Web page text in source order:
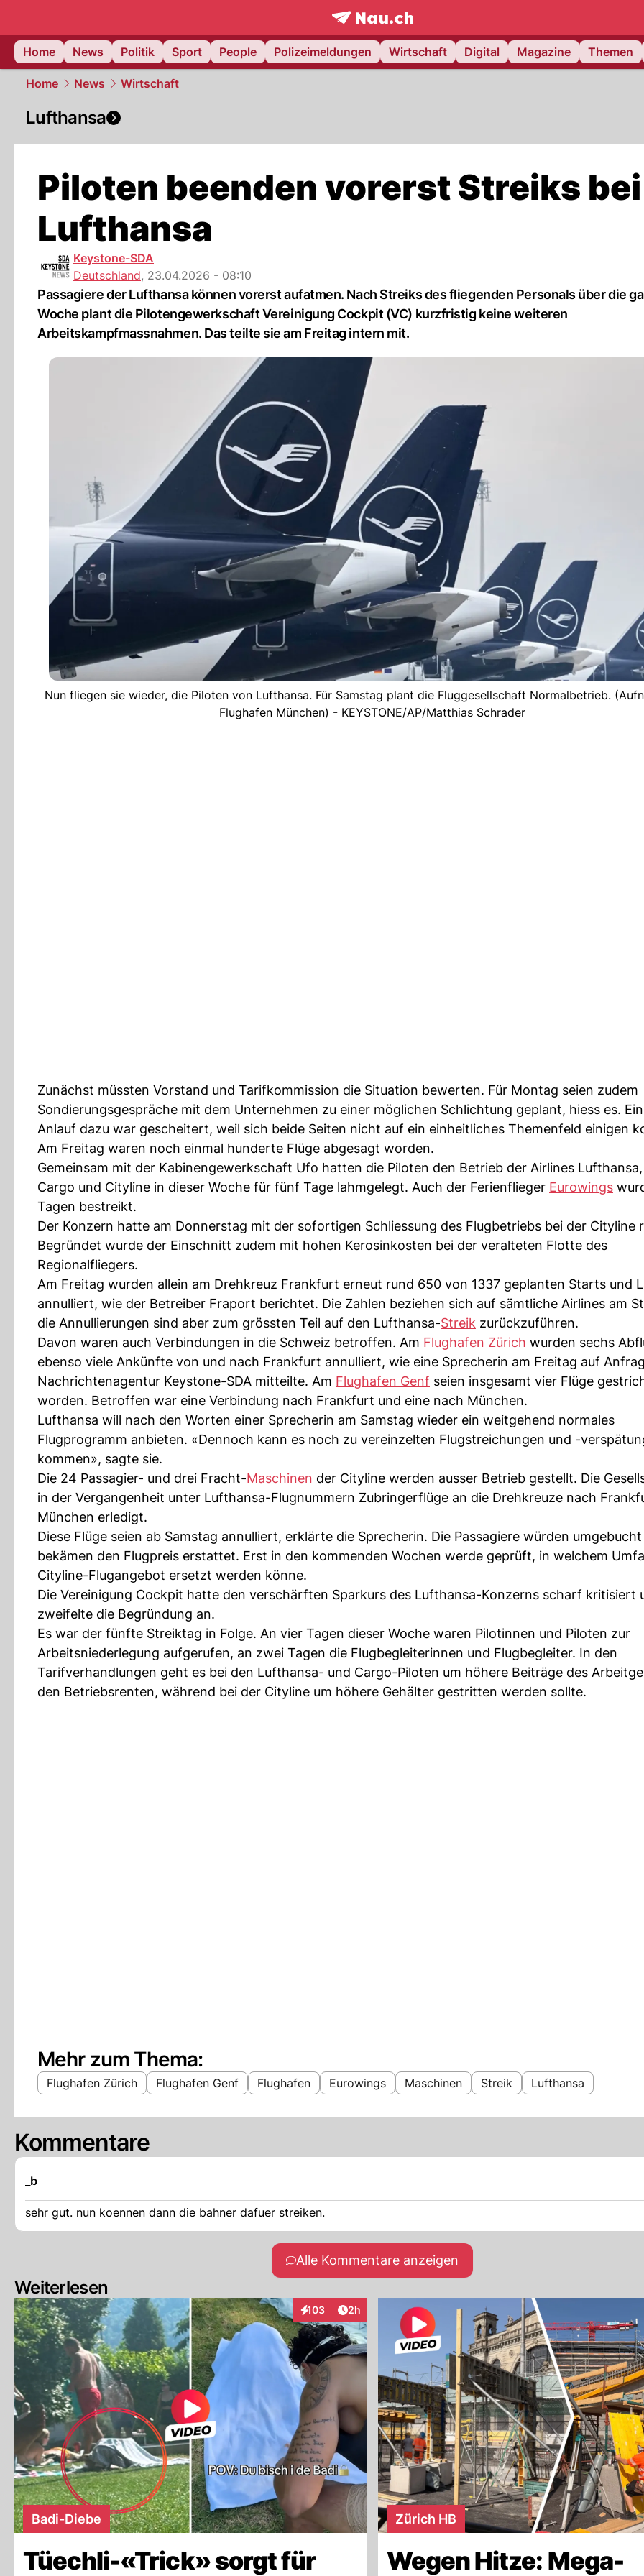
frontpage.NAU.ch
Home
News Politik Sport People Polizeimeldungen Wirtschaft Digital Magazine Themen
Home News Wirtschaft
Lufthansa
Piloten beenden vorerst Streiks
Lufthansa
Keystone-SDA
Deutschland, 23.04.2026 - 08:10
Passagiere der Lufthansa können vorerst aufatmen. Nach Streiks des fliegenden Personals über die
Woche plant die Pilotengewerkschaft Vereinigung Cockpit (VC) kurzfristig keine weiteren
Arbeitskampfmassnahmen. Das teilte sie am Freitag intern mit.
Nun fliegen sie wieder, die Piloten von Lufthansa. Für Samstag plant die Fluggesellschaft Normalbetrieb.
Flughafen München) - KEYSTONE/AP/Matthias Schrader
Zunächst müssten Vorstand und Tarifkommission die Situation bewerten. Für Montag seien zudem
Sondierungsgespräche mit dem Unternehmen zu einer möglichen Schlichtung geplant, hiess es.
Anlauf dazu war gescheitert, weil sich beide Seiten nicht auf ein einheitliches Themenfeld einigen
Am Freitag waren noch einmal hunderte Flüge abgesagt worden.
Gemeinsam mit der Kabinengewerkschaft Ufo hatten die Piloten den Betrieb der Airlines
Cargo und Cityline in dieser Woche für fünf Tage lahmgelegt. Auch der Ferienflieger Eurowings
Tagen bestreikt.
Der Konzern hatte am Donnerstag mit der sofortigen Schliessung des Flugbetriebs bei der Cityline
Begründet wurde der Einschnitt zudem mit hohen Kerosinkosten bei der veralteten Flotte des
Regionalfliegers.
Am Freitag wurden allein am Drehkreuz Frankfurt erneut rund 650 von 1337 geplanten Starts und
annulliert, wie der Betreiber Fraport berichtet. Die Zahlen beziehen sich auf sämtliche Airlines am
die Annullierungen sind aber zum grössten Teil auf den Lufthansa-Streik zurückzuführen.
Davon waren auch Verbindungen in die Schweiz betroffen. Am Flughafen Zürich wurden sechs
ebenso viele Ankünfte von und nach Frankfurt annulliert, wie eine Sprecherin am Freitag auf
Nachrichtenagentur Keystone-SDA mitteilte. Am Flughafen Genf seien insgesamt vier Flüge
worden. Betroffen war eine Verbindung nach Frankfurt und eine nach München.
Lufthansa will nach den Worten einer Sprecherin am Samstag wieder ein weitgehend normales
Flugprogramm anbieten. «Dennoch kann es noch zu vereinzelten Flugstreichungen und -
kommen», sagte sie.
Die 24 Passagier- und drei Fracht-Maschinen der Cityline werden ausser Betrieb gestellt. Die
in der Vergangenheit unter Lufthansa-Flugnummern Zubringerflüge an die Drehkreuze nach
München erledigt.
Diese Flüge seien ab Samstag annulliert, erklärte die Sprecherin. Die Passagiere würden
bekämen den Flugpreis erstattet. Erst in den kommenden Wochen werde geprüft, in welchem
Cityline-Flugangebot ersetzt werden könne.
Die Vereinigung Cockpit hatte den verschärften Sparkurs des Lufthansa-Konzerns scharf kritisiert
zweifelte die Begründung an.
Es war der fünfte Streiktag in Folge. An vier Tagen dieser Woche waren Pilotinnen und Piloten zur
Arbeitsniederlegung aufgerufen, an zwei Tagen die Flugbegleiterinnen und Flugbegleiter. In den
Tarifverhandlungen geht es bei den Lufthansa- und Cargo-Piloten um höhere Beiträge des
den Betriebsrenten, während bei der Cityline um höhere Gehälter gestritten werden sollte.
Mehr zum Thema:
Flughafen Zürich Flughafen Genf Flughafen Eurowings Maschinen Streik Lufthansa
Kommentare
_b
sehr gut. nun koennen dann die bahner dafuer streiken.
Alle Kommentare anzeigen
Weiterlesen
103
InteraktionenArtikel veröffentlicht:
2h
Badi-Diebe
Tüechli-«Trick» sorgt für
Zürich HB
Wegen Hitze: Mega-